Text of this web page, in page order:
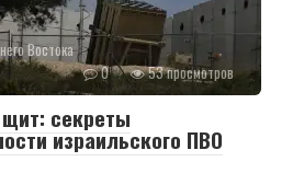
Востока
0
53 просмотров
секреты
израильского ПВО